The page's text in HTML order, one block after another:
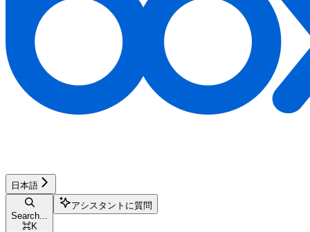
日本語
Search...
⌘K
アシスタントに質問